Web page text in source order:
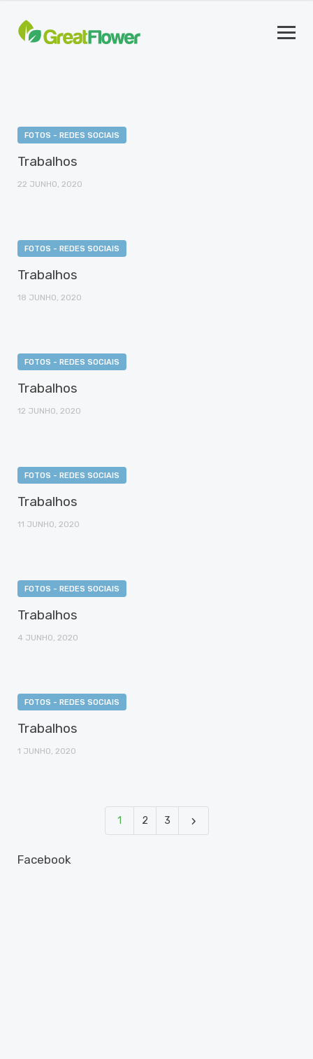
FOTOS - REDES SOCIAIS
Trabalhos
22 JUNHO, 2020
FOTOS - REDES SOCIAIS
Trabalhos
18 JUNHO, 2020
FOTOS - REDES SOCIAIS
Trabalhos
12 JUNHO, 2020
FOTOS - REDES SOCIAIS
Trabalhos
11 JUNHO, 2020
FOTOS - REDES SOCIAIS
Trabalhos
4 JUNHO, 2020
FOTOS - REDES SOCIAIS
Trabalhos
1 JUNHO, 2020
1 2 3
Facebook